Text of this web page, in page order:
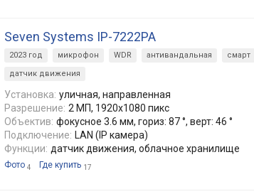
Seven Systems IP-7222PA
2023 год микрофон WDR антивандальная
смарт
датчик движения
Установка: уличная, направленная
Разрешение: 2 МП, 1920x1080 пикс
Объектив: фокусное 3.6 мм, гориз: 87 °, верт: 46 °
Подключение: LAN (IP камера)
Функции: датчик движения, облачное хранилище
Фото 4 Где купить 17